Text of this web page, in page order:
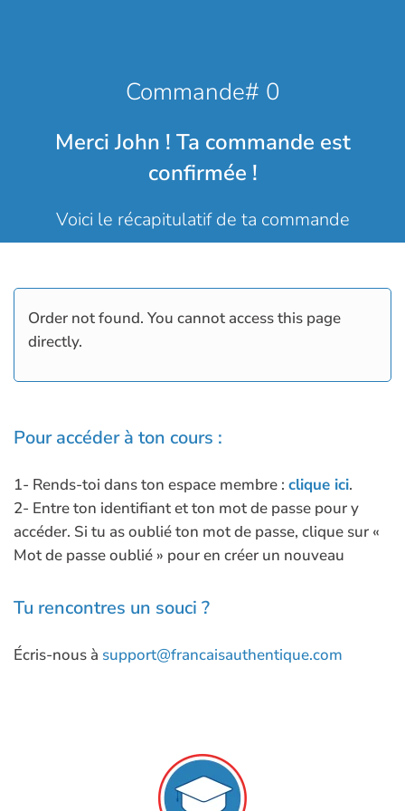
Commande# 0
Merci John ! Ta commande est
confirmée !
Voici le récapitulatif de ta commande
Pour accéder à ton cours :
1- Rends-toi dans ton espace membre : clique ici.
2- Entre ton identifiant et ton mot de passe pour y
accéder. Si tu as oublié ton mot de passe, clique sur «
Mot de passe oublié » pour en créer un nouveau
Tu rencontres un souci ?
Écris-nous à support@francaisauthentique.com
Order not found. You cannot access this page
directly.